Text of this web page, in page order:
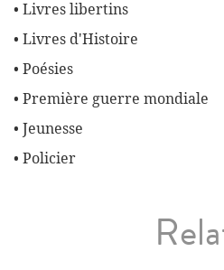
• Livres libertins
• Livres d'Histoire
• Poésies
• Première guerre mondiale
• Jeunesse
• Policier